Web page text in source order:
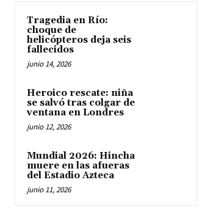
Tragedia en Río:
choque de
helicópteros deja seis
fallecidos
junio 14, 2026
Heroico rescate: niña
se salvó tras colgar de
ventana en Londres
junio 12, 2026
Mundial 2026: Hincha
muere en las afueras
del Estadio Azteca
junio 11, 2026